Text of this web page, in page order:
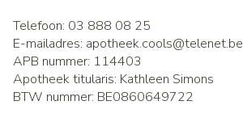
Telefoon: 03 888 08 25
E-mailadres: apotheek.cools@telenet.be
APB nummer: 114403
Apotheek titularis: Kathleen Simons
BTW nummer: BE0860649722